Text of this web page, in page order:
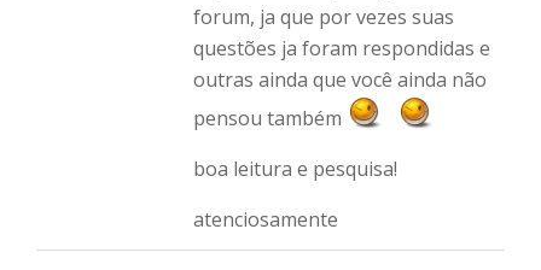
forum, ja que por vezes suas
questões ja foram respondidas e
outras ainda que você ainda não
pensou também
boa leitura e pesquisa!
atenciosamente